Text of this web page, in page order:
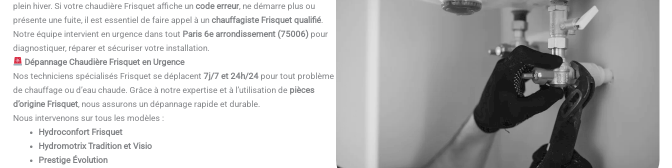
plein hiver. Si votre chaudière Frisquet affiche un code erreur, ne démarre plus ou
présente une fuite, il est essentiel de faire appel à un chauffagiste Frisquet qualifié.
Notre équipe intervient en urgence dans tout Paris 6e arrondissement (75006)pour
diagnostiquer, réparer et sécuriser votre installation.
Dépannage Chaudière Frisquet en Urgence
Nos techniciens spécialisés Frisquet se déplacent 7j/7 et 24h/24pour tout problème
de chauffage ou d’eau chaude. Grâce à notre expertise et à l’utilisation de pièces
d’origine Frisquet, nous assurons un dépannage rapide et durable.
Nous intervenons sur tous les modèles :
Hydroconfort Frisquet
Hydromotrix Tradition et Visio
Prestige Évolution